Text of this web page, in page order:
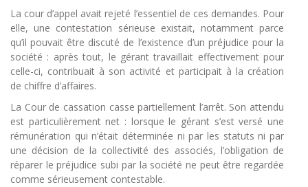
La cour d’appel avait rejeté l’essentiel de ces demandes. Pour
elle, une contestation sérieuse existait, notamment parce
qu’il pouvait être discuté de l’existence d’un préjudice pour la
société : après tout, le gérant travaillait effectivement pour
celle-ci, contribuait à son activité et participait à la création
de chiffre d’affaires.
La Cour de cassation casse partiellement l’arrêt. Son attendu
est particulièrement net : lorsque le gérant s’est versé une
rémunération qui n’était déterminée ni par les statuts ni par
une décision de la collectivité des associés, l’obligation de
réparer le préjudice subi par la société ne peut être regardée
comme sérieusement contestable.